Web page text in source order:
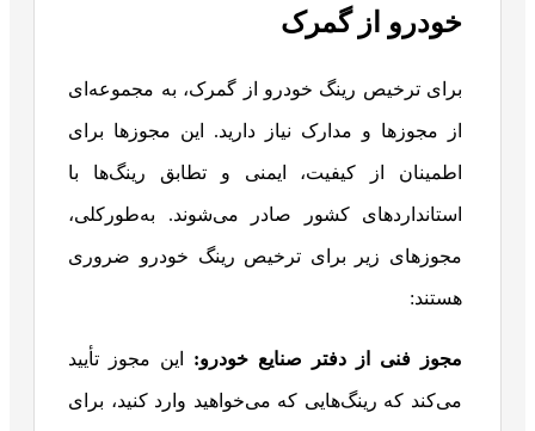
خودرو از گمرک
برای ترخیص رینگ خودرو از گمرک، به مجموعه‌ای
از مجوزها و مدارک نیاز دارید. این مجوزها برای
اطمینان از کیفیت، ایمنی و تطابق رینگ‌ها با
استانداردهای کشور صادر می‌شوند. به‌طورکلی،
مجوزهای زیر برای ترخیص رینگ خودرو ضروری
هستند:
مجوز فنی از دفتر صنایع خودرو: این مجوز تأیید
می‌کند که رینگ‌هایی که می‌خواهید وارد کنید، برای